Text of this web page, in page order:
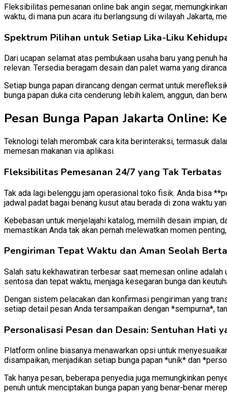
Fleksibilitas pemesanan online bak angin segar,
waktu, di mana pun acara itu berlangsung di wilayah Jakarta,
Spektrum Pilihan untuk Setiap Lika-Liku
Dari ucapan selamat atas pembukaan usaha baru yang penuh
relevan. Tersedia beragam desain dan palet warna yang
Setiap bunga papan dirancang dengan cermat untuk
bunga papan duka cita cenderung lebih kalem, anggun, dan
Pesan Bunga Papan Jakarta Online:
Teknologi telah merombak cara kita berinteraksi, termasuk
memesan makanan via aplikasi.
Fleksibilitas Pemesanan 24/7 yang Tak Terbatas
Tak ada lagi belenggu jam operasional toko fisik. Anda bisa
jadwal padat bagai benang kusut atau berada di zona waktu
Kebebasan untuk menjelajahi katalog, memilih desain impian,
memastikan Anda tak akan pernah melewatkan momen
Pengiriman Tepat Waktu dan Aman Seolah
Salah satu kekhawatiran terbesar saat memesan online
sentosa dan tepat waktu, menjaga kesegaran bunga dan
Dengan sistem pelacakan dan konfirmasi pengiriman yang
setiap detail pesan Anda tersampaikan dengan *sempurna*,
Personalisasi Pesan dan Desain: Sentuhan Hati
Platform online biasanya menawarkan opsi untuk
disampaikan, menjadikan setiap bunga papan *unik* dan
Tak hanya pesan, beberapa penyedia juga memungkinkan
penuh untuk menciptakan bunga papan yang benar-benar